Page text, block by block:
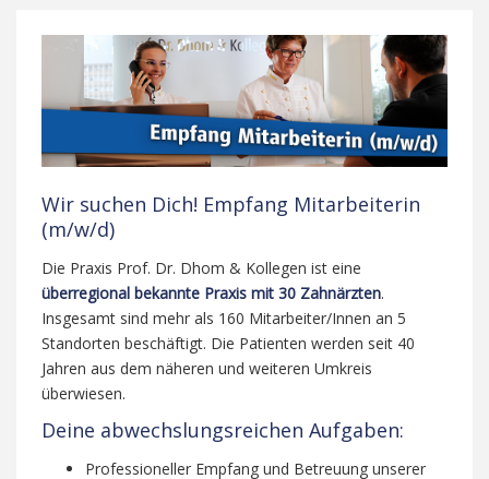
Wir suchen Dich! Empfang Mitarbeiterin
(m/w/d)
Die Praxis Prof. Dr. Dhom & Kollegen ist eine
überregional bekannte Praxis mit 30 Zahnärzten.
Insgesamt sind mehr als 160 Mitarbeiter/Innen an 5
Standorten beschäftigt. Die Patienten werden seit 40
Jahren aus dem näheren und weiteren Umkreis
überwiesen.
Deine abwechslungsreichen Aufgaben:
Professioneller Empfang und Betreuung unserer